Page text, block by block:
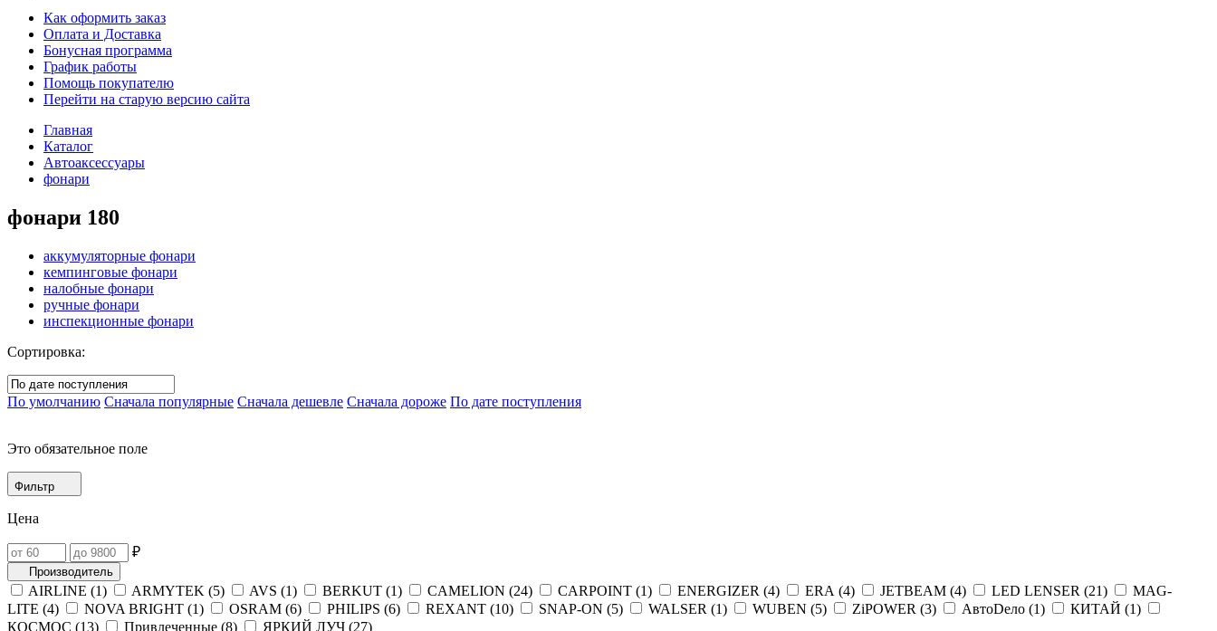
Как оформить заказ
Оплата и Доставка
Бонусная программа
График работы
Помощь покупателю
Перейти на старую версию сайта
Главная
Каталог
Автоаксессуары
фонари
фонари 180
аккумуляторные фонари
кемпинговые фонари
налобные фонари
ручные фонари
инспекционные фонари
Сортировка:
По умолчанию Сначала популярные Сначала дешевле Сначала дороже По дате поступления
Это обязательное поле
Фильтр
Цена
₽
Производитель
AIRLINE (1) ARMYTEK (5) AVS (1) BERKUT (1) CAMELION (24) CARPOINT (1) ENERGIZER (4) ERA (4) JETBEAM (4) LED LENSER (21)
MAG-
LITE (4) NOVA BRIGHT (1) OSRAM (6) PHILIPS (6) REXANT (10) SNAP-ON (5) WALSER (1) WUBEN (5) ZiPOWER (3) АвтоDело (1) КИТАЙ (1)
КОСМОС (13) Привлеченные (8) ЯРКИЙ ЛУЧ (27)